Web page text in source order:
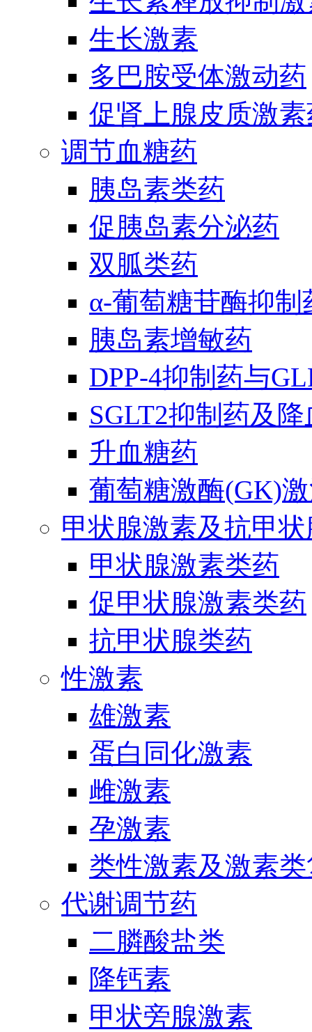
生长激素
多巴胺受体激动药
促肾上腺皮质激
调节血糖药
胰岛素类药
促胰岛素分泌药
双胍类药
α-葡萄糖苷酶抑制
胰岛素增敏药
DPP-4抑制药与
SGLT2抑制药及
升血糖药
葡萄糖激酶(GK)
甲状腺激素及抗甲
甲状腺激素类药
促甲状腺激素类药
抗甲状腺类药
性激素
雄激素
蛋白同化激素
雌激素
孕激素
类性激素及激素
代谢调节药
二膦酸盐类
降钙素
甲状旁腺激素